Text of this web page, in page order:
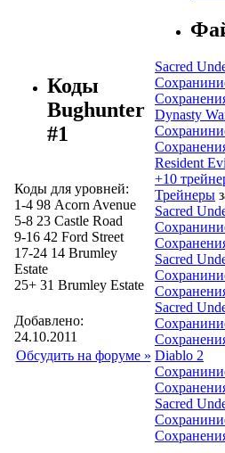
Коды
Bughunter
#1
Коды для уровней:
1-4 98 Acorn Avenue
5-8 23 Castle Road
9-16 42 Ford Street
17-24 14 Brumley
Estate
25+ 31 Brumley Estate
Добавлено:
24.10.2011
Обсудить на форуме »
Sacred
Dynasty
Resident
+10
Трейнеры
Sacred
Sacred
Sacred
Diablo 2
Sacred